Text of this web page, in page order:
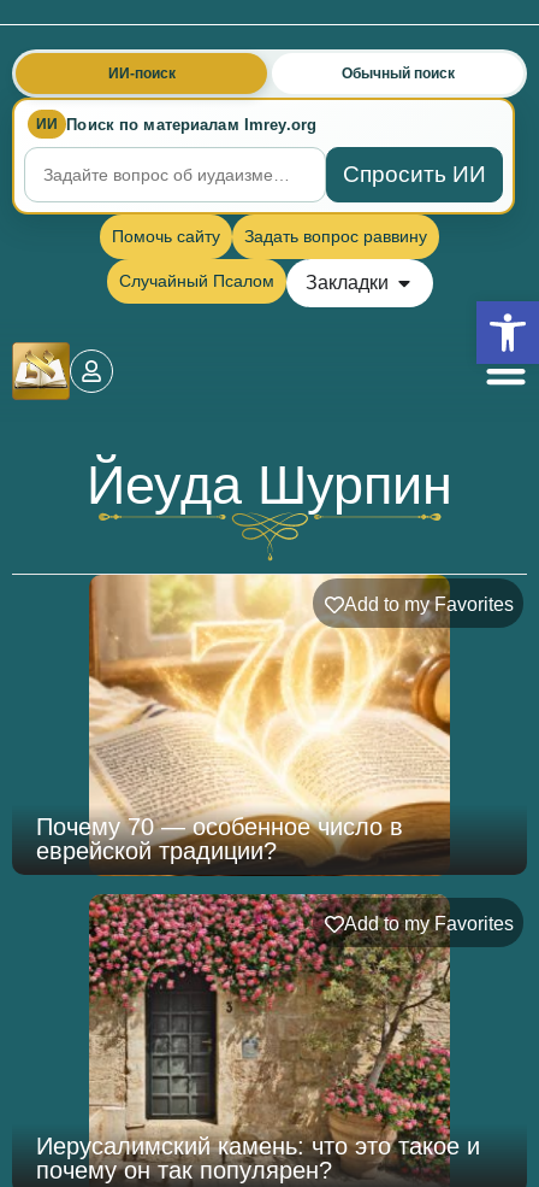
ИИ Поиск по материалам Imrey.org
Спросить ИИ
ИИ-поиск Обычный поиск
Помочь сайту Задать вопрос раввину
Случайный Псалом Закладки
Йеуда Шурпин
Add to my Favorites
Почему 70 — особенное число в
еврейской традиции?
Add to my Favorites
Иерусалимский камень: что это такое и
почему он так популярен?